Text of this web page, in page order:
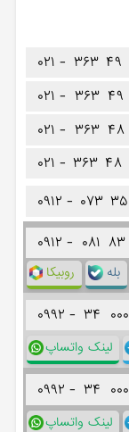
۰۲۱ - ۳۶۳ ۴۹
۰۲۱ - ۳۶۳ ۴۹
۰۲۱ - ۳۶۳ ۴۸
۰۲۱ - ۳۶۳ ۴۸
۰۹۱۲ - ۰۷۳ ۳۵
۰۹۱۲ - ۰۸۱ ۸۳
روبیکا بله
۰۹۹۲ - ۳۴ ۰۰۰
لینک واتساپ
۰۹۹۲ - ۳۴ ۰۰۰
لینک واتساپ